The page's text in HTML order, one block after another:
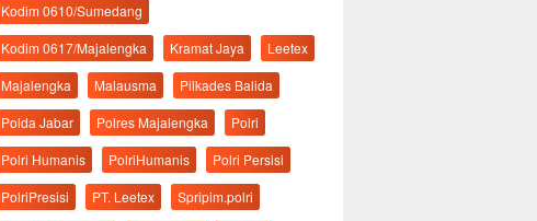
Kodim 0610/Sumedang
Kodim 0617/Majalengka
Kramat Jaya
Leetex
Majalengka
Malausma
Pilkades Balida
Polda Jabar
Polres Majalengka
Polri
Polri Humanis
PolriHumanis
Polri Persisi
PolriPresisi
PT. Leetex
Spripim.polri